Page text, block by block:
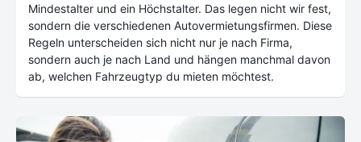
Mindestalter und ein Höchstalter. Das legen nicht wir fest,
sondern die verschiedenen Autovermietungsfirmen. Diese
Regeln unterscheiden sich nicht nur je nach Firma,
sondern auch je nach Land und hängen manchmal davon
ab, welchen Fahrzeugtyp du mieten möchtest.